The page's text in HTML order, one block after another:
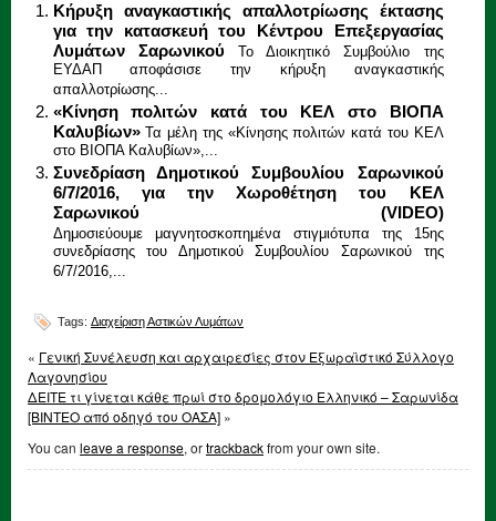
Κήρυξη αναγκαστικής απαλλοτρίωσης έκτασης
για την κατασκευή του Κέντρου Επεξεργασίας
Λυμάτων Σαρωνικού
Το Διοικητικό Συμβούλιο της
ΕΥΔΑΠ αποφάσισε την κήρυξη αναγκαστικής
απαλλοτρίωσης...
«Κίνηση πολιτών κατά του ΚΕΛ στο ΒΙΟΠΑ
Καλυβίων»
Τα μέλη της «Κίνησης πολιτών κατά του ΚΕΛ
στο ΒΙΟΠΑ Καλυβίων»,...
Συνεδρίαση Δημοτικού Συμβουλίου Σαρωνικού
6/7/2016, για την Χωροθέτηση του ΚΕΛ
Σαρωνικού (VIDEO)
Δημοσιεύουμε μαγνητοσκοπημένα στιγμιότυπα της 15ης
συνεδρίασης του Δημοτικού Συμβουλίου Σαρωνικού της
6/7/2016,...
Tags: Διαχείριση Αστικών Λυμάτων
« Γενική Συνέλευση και αρχαιρεσίες στον Εξωραϊστικό Σύλλογο
Λαγονησίου
ΔΕΙΤΕ τι γίνεται κάθε πρωί στο δρομολόγιο Ελληνικό – Σαρωνίδα
[ΒΙΝΤΕΟ από οδηγό του ΟΑΣΑ] »
You can leave a response, ortrackbackfrom your own site.